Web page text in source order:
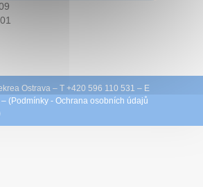
Ostrava – T +420 596 110 531 – E
– (Podmínky - Ochrana osobních údajů